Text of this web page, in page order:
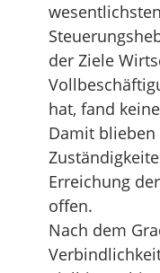
der Ziele
hat, fand
Damit blieben
Erreichung
offen.
Nach dem